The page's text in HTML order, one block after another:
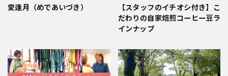
愛逢月（めであいづき）
【スタッフのイチオシ付き】こ
だわりの自家焙煎コーヒー豆ラ
インナップ